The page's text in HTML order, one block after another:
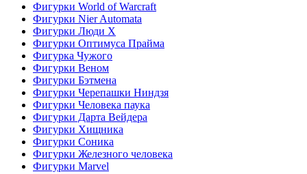
Фигурки World of Warcraft
Фигурки Nier Automata
Фигурки Люди Х
Фигурки Оптимуса Прайма
Фигурка Чужого
Фигурки Веном
Фигурки Бэтмена
Фигурки Черепашки Ниндзя
Фигурки Человека паука
Фигурки Дарта Вейдера
Фигурки Хищника
Фигурки Соника
Фигурки Железного человека
Фигурки Marvel